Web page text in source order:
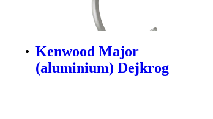
Kenwood Major
(aluminium) Dejkrog